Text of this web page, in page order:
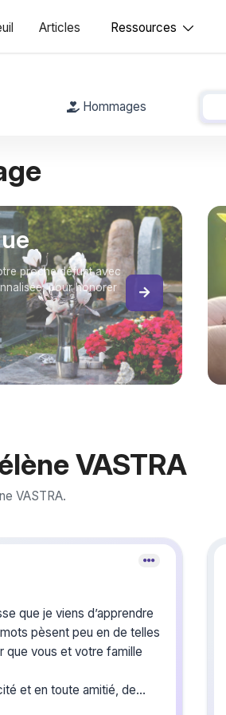
Articles Ressources
Hommages
proche défunt avec
pour honorer
VASTRA
VASTRA.
que je viens d’apprendre
pèsent peu en de telles
que vous et votre famille
et en toute amitié, de